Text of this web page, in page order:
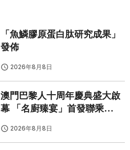
「魚鱗膠原蛋白肽研究成果」
發佈
2026年8月8日
澳門巴黎人十周年慶典盛大啟
幕 「名廚臻宴」首發聯乘
2026年8月8日